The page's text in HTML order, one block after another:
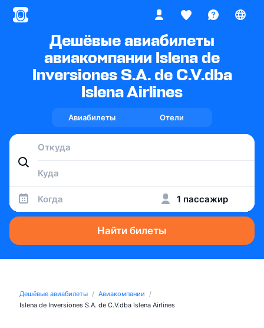
Дешёвые авиабилеты
авиакомпании Islena de
Inversiones S.A. de C.V.dba
Islena Airlines
Авиабилеты Отели
Когда 1 пассажир
Найти билеты
Дешёвые авиабилеты
Авиакомпании
Islena de Inversiones S.A. de C.V.dba Islena Airlines